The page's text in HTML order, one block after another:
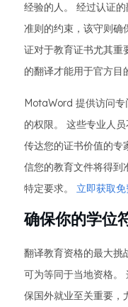
经验的人。 经过认证
准则的约束，该守则确
证对于教育证书尤其重
的翻译才能用于官方目
MotaWord 提供访问
的权限。 这些专业人
传达您的证书价值的
信您的教育文件将得到
特定要求。 立即获取免
确保你的学位
翻译教育资格的最大挑
可为等同于当地资格。
保国外就业至关重要，